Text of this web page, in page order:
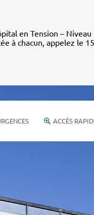
en Tension – Niveau
à chacun, appelez le
ACCÈS